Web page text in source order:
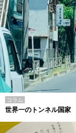
コラム
世界一のトンネル国